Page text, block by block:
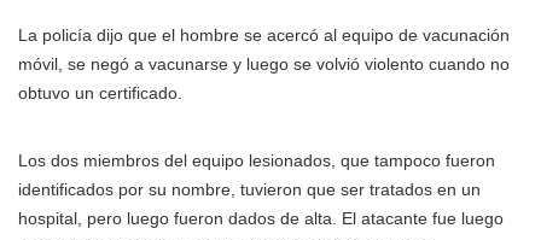
La policía dijo que el hombre se acercó al equipo de vacunación
móvil, se negó a vacunarse y luego se volvió violento cuando no
obtuvo un certificado.
Los dos miembros del equipo lesionados, que tampoco fueron
identificados por su nombre, tuvieron que ser tratados en un
hospital, pero luego fueron dados de alta. El atacante fue luego